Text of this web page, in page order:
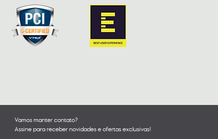
Vamos manter contato?
Assine para receber novidades e ofertas exclusivas!